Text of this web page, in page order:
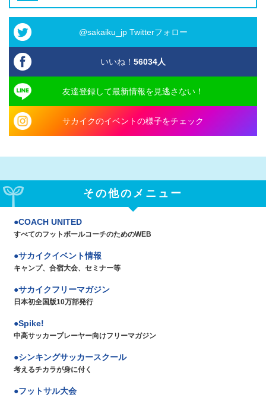
@sakaiku_jp Twitterフォロー
いいね！ 56034人
友達登録して最新情報を見逃さない！
サカイクのイベントの様子をチェック
その他のメニュー
COACH UNITED
すべてのフットボールコーチのためのWEB
サカイクイベント情報
キャンプ、合宿大会、セミナー等
サカイクフリーマガジン
日本初全国版10万部発行
Spike!
中高サッカープレーヤー向けフリーマガジン
シンキングサッカースクール
考えるチカラが身に付く
フットサル大会